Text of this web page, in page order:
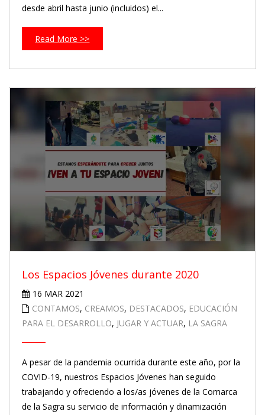
desde abril hasta junio (incluidos) el...
Read More >>
Los Espacios Jóvenes durante 2020
16 MAR 2021
CONTAMOS, CREAMOS, DESTACADOS, EDUCACIÓN
PARA EL DESARROLLO, JUGAR Y ACTUAR, LA SAGRA
A pesar de la pandemia ocurrida durante este año, por la
COVID-19, nuestros Espacios Jóvenes han seguido
trabajando y ofreciendo a los/as jóvenes de la Comarca
de la Sagra su servicio de información y dinamización